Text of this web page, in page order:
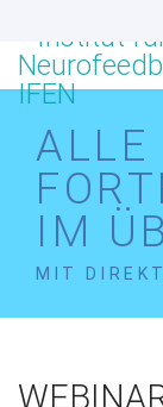
ALLE
IM
MIT